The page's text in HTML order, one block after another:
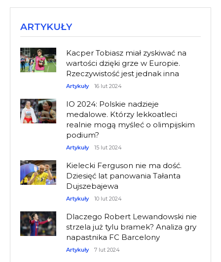
ARTYKUŁY
Kacper Tobiasz miał zyskiwać na
wartości dzięki grze w Europie.
Rzeczywistość jest jednak inna
Artykuły 16 lut 2024
IO 2024: Polskie nadzieje
medalowe. Którzy lekkoatleci
realnie mogą myśleć o olimpijskim
podium?
Artykuły 15 lut 2024
Kielecki Ferguson nie ma dość.
Dziesięć lat panowania Tałanta
Dujszebajewa
Artykuły 10 lut 2024
Dlaczego Robert Lewandowski nie
strzela już tylu bramek? Analiza gry
napastnika FC Barcelony
Artykuły 7 lut 2024